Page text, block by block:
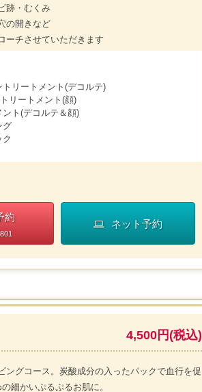
跡・むくみ
の開きなど
ーチさせていただきます
リートメント(デコルテ)
リートメント(顔)
ト(デコルテ＆顔)
グ
約
ネット予約
4,500円(税込)
ングコース。炭酸成分の入ったパックで血行を促
細かいぷるぷるお肌に。